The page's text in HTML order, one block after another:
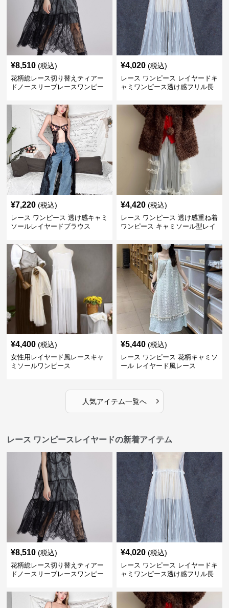
¥8,510 (税込)
花柄総レース切り替えティアー
ドノースリーブレースワンピー
¥4,020 (税込)
レース ワンピース レイヤードキ
ャミワンピース透け感フリル長
¥7,220 (税込)
レース ワンピース 透け感キャミ
ソールレイヤードブラウス
¥4,420 (税込)
レース ワンピース 透け感重ね着
ワンピース キャミソール型レイ
¥4,400 (税込)
女性用レイヤード風レースキャ
ミソールワンピース
¥5,440 (税込)
レース ワンピース 花柄キャミソ
ール レイヤード風レース
人気アイテム一覧へ ›
レース ワンピースレイヤードの新着アイテム
¥8,510 (税込)
花柄総レース切り替えティアー
ドノースリーブレースワンピー
¥4,020 (税込)
レース ワンピース レイヤードキ
ャミワンピース透け感フリル長